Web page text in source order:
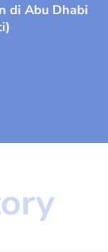
di Abu Dhabi